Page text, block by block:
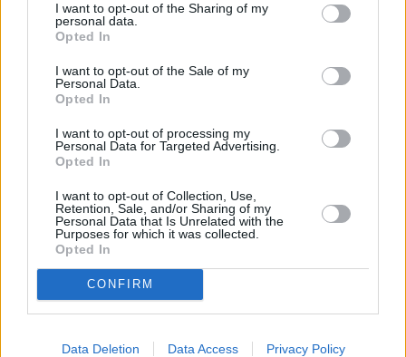
I want to opt-out of the Sharing of my
personal data.
Opted In
I want to opt-out of the Sale of my
Personal Data.
Opted In
I want to opt-out of processing my
Personal Data for Targeted Advertising.
Opted In
I want to opt-out of Collection, Use,
Retention, Sale, and/or Sharing of my
Personal Data that Is Unrelated with the
Purposes for which it was collected.
Opted In
CONFIRM
Data Deletion Data Access Privacy Policy
Πριν 6 ημέρες
Διακοπές ρεύματος: Συνασπισμό των
επιχειρήσεων προτείνει το Επιμελητήριο